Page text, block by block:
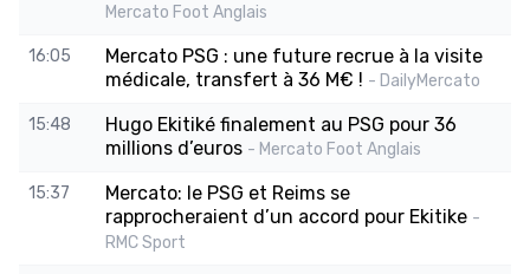
Mercato Foot Anglais
16:05
Mercato PSG : une future recrue à la visite
médicale, transfert à 36 M€ ! - DailyMercato
15:48
Hugo Ekitiké finalement au PSG pour 36
millions d’euros - Mercato Foot Anglais
15:37
Mercato: le PSG et Reims se
rapprocheraient d’un accord pour Ekitike -
RMC Sport